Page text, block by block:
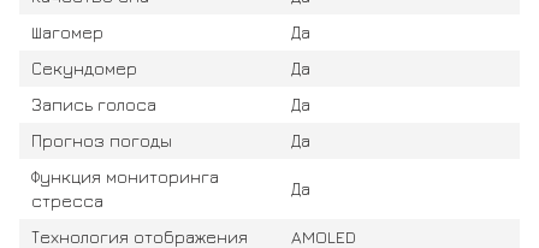
Шагомер
Да
Секундомер
Да
Запись голоса
Да
Прогноз погоды
Да
Функция мониторинга
стресса
Да
Технология отображения
AMOLED